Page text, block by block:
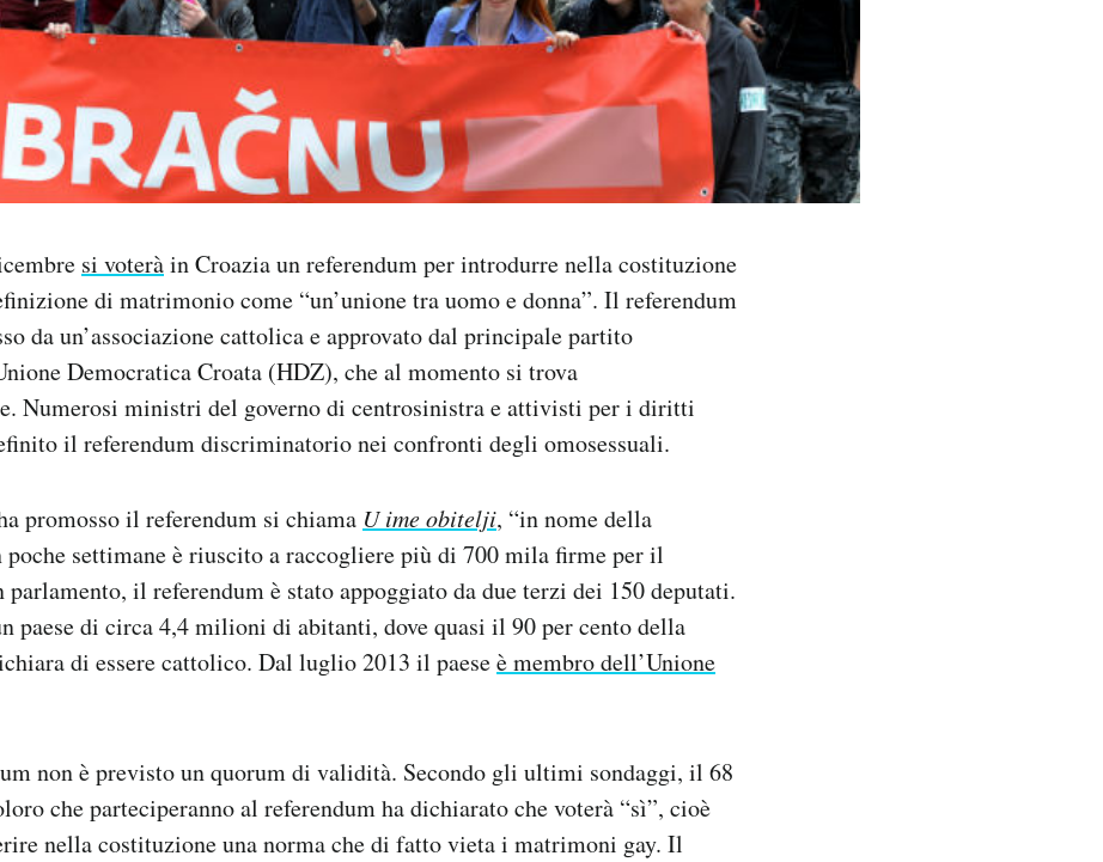
si voteràin Croazia un referendum per introdurre nella costituzione
di matrimonio come “un’unione tra uomo e donna”. Il referendum
da un’associazione cattolica e approvato dal principale partito
Democratica Croata (HDZ), che al momento si trova
Numerosi ministri del governo di centrosinistra e attivisti per i diritti
il referendum discriminatorio nei confronti degli omosessuali.
promosso il referendum si chiama U ime obitelji, “in nome della
settimane è riuscito a raccogliere più di 700 mila firme per il
parlamento, il referendum è stato appoggiato da due terzi dei 150 deputati.
paese di circa 4,4 milioni di abitanti, dove quasi il 90 per cento della
di essere cattolico. Dal luglio 2013 il paeseè membro dell’Unione
non è previsto un quorum di validità. Secondo gli ultimi sondaggi, il 68
che parteciperanno al referendum ha dichiarato che voterà “sì”, cioè
nella costituzione una norma che di fatto vieta i matrimoni gay. Il